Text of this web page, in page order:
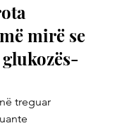
mirë se
treguar